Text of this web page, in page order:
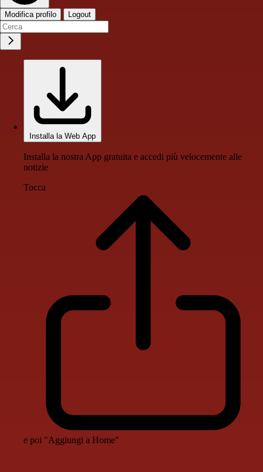
Modifica profilo Logout
Installa la Web App
Installa la nostra App gratuita e accedi più velocemente alle
notizie
Tocca
e poi "Aggiungi a Home"